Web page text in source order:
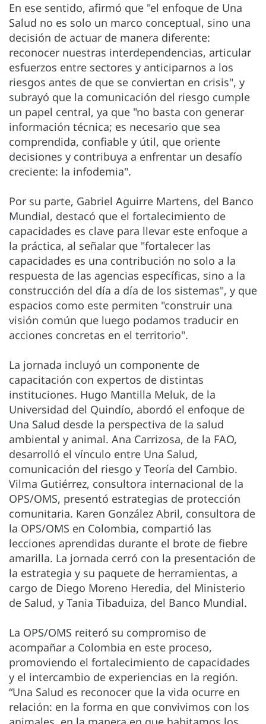
En ese sentido, afirmó que "el enfoque de Una
Salud no es solo un marco conceptual, sino una
decisión de actuar de manera diferente:
reconocer nuestras interdependencias, articular
esfuerzos entre sectores y anticiparnos a los
riesgos antes de que se conviertan en crisis", y
subrayó que la comunicación del riesgo cumple
un papel central, ya que "no basta con generar
información técnica; es necesario que sea
comprendida, confiable y útil, que oriente
decisiones y contribuya a enfrentar un desafío
creciente: la infodemia".
Por su parte, Gabriel Aguirre Martens, del Banco
Mundial, destacó que el fortalecimiento de
capacidades es clave para llevar este enfoque a
la práctica, al señalar que "fortalecer las
capacidades es una contribución no solo a la
respuesta de las agencias específicas, sino a la
construcción del día a día de los sistemas", y que
espacios como este permiten "construir una
visión común que luego podamos traducir en
acciones concretas en el territorio".
La jornada incluyó un componente de
capacitación con expertos de distintas
instituciones. Hugo Mantilla Meluk, de la
Universidad del Quindío, abordó el enfoque de
Una Salud desde la perspectiva de la salud
ambiental y animal. Ana Carrizosa, de la FAO,
desarrolló el vínculo entre Una Salud,
comunicación del riesgo y Teoría del Cambio.
Vilma Gutiérrez, consultora internacional de la
OPS/OMS, presentó estrategias de protección
comunitaria. Karen González Abril, consultora de
la OPS/OMS en Colombia, compartió las
lecciones aprendidas durante el brote de fiebre
amarilla. La jornada cerró con la presentación de
la estrategia y su paquete de herramientas, a
cargo de Diego Moreno Heredia, del Ministerio
de Salud, y Tania Tibaduiza, del Banco Mundial.
La OPS/OMS reiteró su compromiso de
acompañar a Colombia en este proceso,
promoviendo el fortalecimiento de capacidades
y el intercambio de experiencias en la región.
“Una Salud es reconocer que la vida ocurre en
relación: en la forma en que convivimos con los